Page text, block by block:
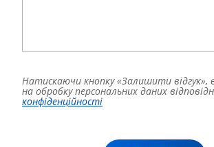
Натискаючи кнопку «Залишити відгук»,
на обробку персональних даних
конфіденційності